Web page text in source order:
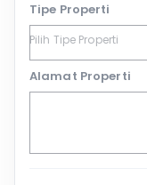
Tipe Properti
Alamat Properti